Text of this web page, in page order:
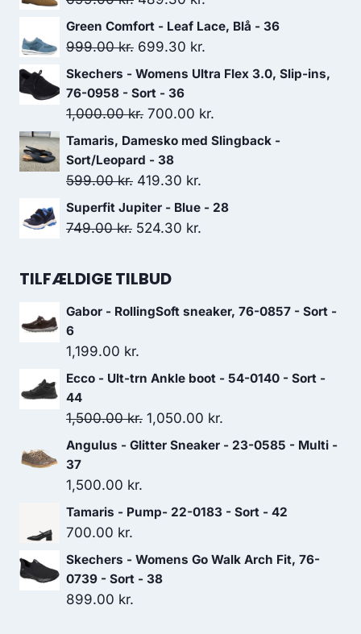
oprindelige
pris
699.00 kr..
aktuelle
489.30 kr..
Green Comfort - Leaf Lace, Blå - 36
999.00kr. Den
oprindelige
pris
var:
999.00 kr..
699.30 kr.
aktuelle
er:
699.30 kr..
Skechers - Womens Ultra Flex 3.0, Slip-ins,
76-0958 - Sort - 36
1,000.00kr. Den
oprindelige
pris
var:
1,000.00 kr..
700.00 kr.
aktuelle
700.00 kr..
Tamaris, Damesko med Slingback -
Sort/Leopard - 38
599.00kr. Den
oprindelige
pris
419.30 kr.
aktuelle
Superfit Jupiter - Blue - 28
749.00kr. Den
pris
749.00 kr..
524.30 kr.
524.30 kr..
TILFÆLDIGE TILBUD
Gabor - RollingSoft sneaker, 76-0857 - Sort -
6
1,199.00 kr.
Ecco - Ult-trn Ankle boot - 54-0140 - Sort -
44
1,500.00kr. Den
oprindelige
1,500.00 kr..
1,050.00 kr.
aktuelle
1,050.00 kr..
Angulus - Glitter Sneaker - 23-0585 - Multi -
37
1,500.00 kr.
Tamaris - Pump- 22-0183 - Sort - 42
700.00 kr.
Skechers - Womens Go Walk Arch Fit, 76-
0739 - Sort - 38
899.00 kr.